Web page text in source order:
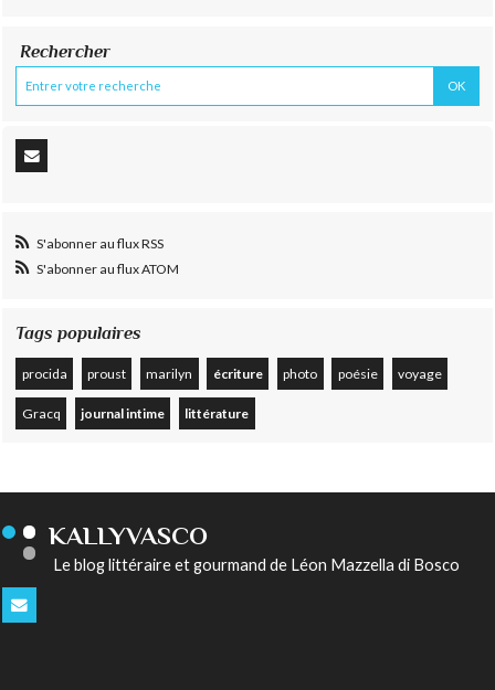
Rechercher
S'abonner au flux RSS
S'abonner au flux ATOM
Tags populaires
procida proust marilyn écriture photo poésie voyage
Gracq journal intime littérature
KALLYVASCO
Le blog littéraire et gourmand de Léon Mazzella di Bosco